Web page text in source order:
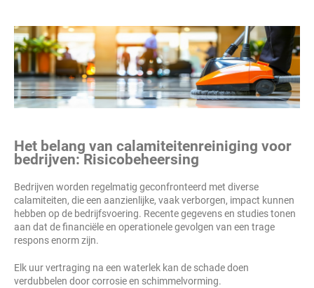
Het belang van calamiteitenreiniging voor
bedrijven: Risicobeheersing
Bedrijven worden regelmatig geconfronteerd met diverse
calamiteiten, die een aanzienlijke, vaak verborgen, impact kunnen
hebben op de bedrijfsvoering. Recente gegevens en studies tonen
aan dat de financiële en operationele gevolgen van een trage
respons enorm zijn.
Elk uur vertraging na een waterlek kan de schade doen
verdubbelen door corrosie en schimmelvorming.